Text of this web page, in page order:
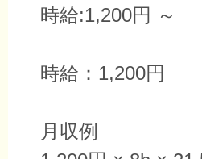
時給:1,200円 ～
時給：1,200円
月収例